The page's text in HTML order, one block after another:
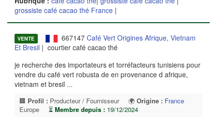
grossiste café cacao thé France |
VENTE 667147 Café Vert Origines Afrique, Vietnam
Et Bresil | courtier café cacao thé
je recherche des importateurs et torréfacteurs tunisiens pour
vendre du café vert robusta de en provenance d afrique,
vietnam et bresil ...
🏢 Profil : Producteur / Fournisseur 🌍 Origine : France
Europe
⏳ Membre depuis : 19/12/2024